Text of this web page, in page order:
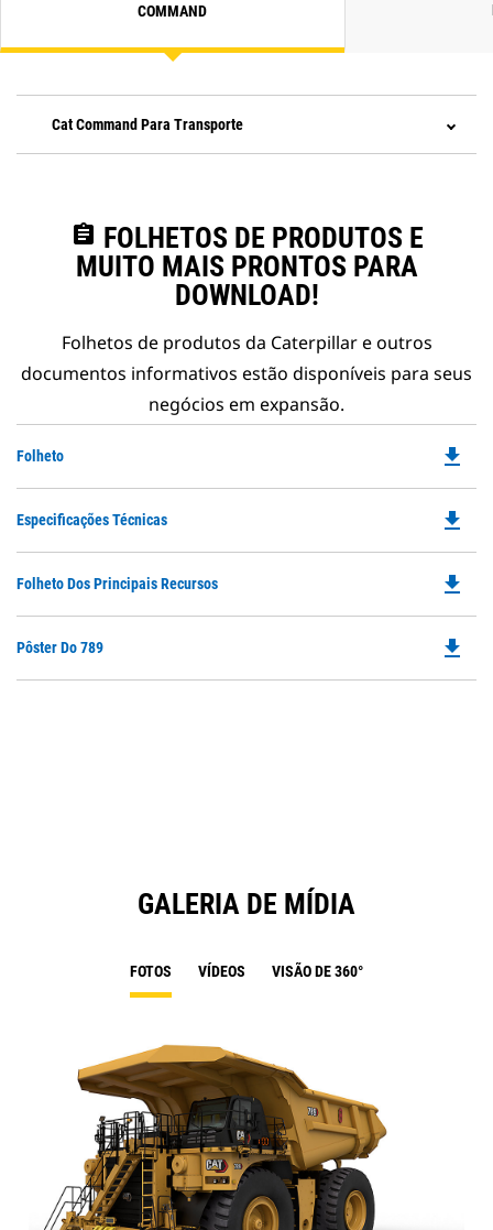
COMMAND
Cat Command Para Transporte
assignment FOLHETOS DE PRODUTOS E
MUITO MAIS PRONTOS PARA
DOWNLOAD!
Folhetos de produtos da Caterpillar e outros
documentos informativos estão disponíveis para seus
negócios em expansão.
Folheto
a
file_download
Especificações Técnicas
a
file_download
Folheto Dos Principais Recursos
a
file_download
Pôster Do 789 file_download
GALERIA DE MÍDIA
FOTOS VÍDEOS VISÃO DE 360°